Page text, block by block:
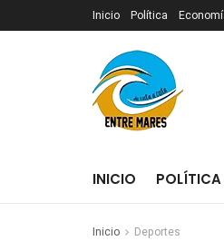
Inicio Política
INICIO POLÍTICA
Inicio Deportes